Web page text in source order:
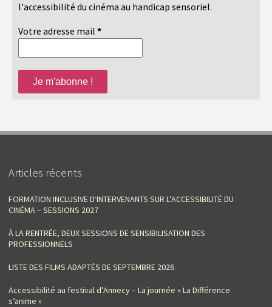
l'accessibilité du cinéma au handicap sensoriel.
Votre adresse mail *
Articles récents
FORMATION INCLUSIVE D‘INTERVENANTS SUR L’ACCESSIBILITÉ DU
CINÉMA – SESSIONS 2027
À LA RENTRÉE, DEUX SESSIONS DE SENSIBILISATION DES
PROFESSIONNELS
LISTE DES FILMS ADAPTÉS DE SEPTEMBRE 2026
Accessibilité au festival d’Annecy – La journée « La Différence
s’anime »